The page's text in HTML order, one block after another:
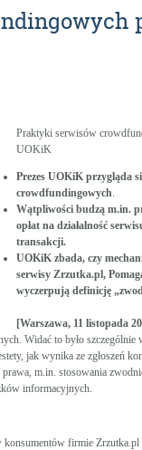
Praktyki serwisów
UOKiK
Prezes UOKiK przygląda
crowdfundingowych.
Wątpliwości budzą m.in.
opłat na działalność
transakcji.
UOKiK zbada, czy
serwisy Zrzutka.pl,
wyczerpują definicję
[Warszawa, 11 listopada
Widać to było szczególnie
jak wynika ze zgłoszeń
m.in. stosowania
informacyjnych.
firmie Zrzutka.pl